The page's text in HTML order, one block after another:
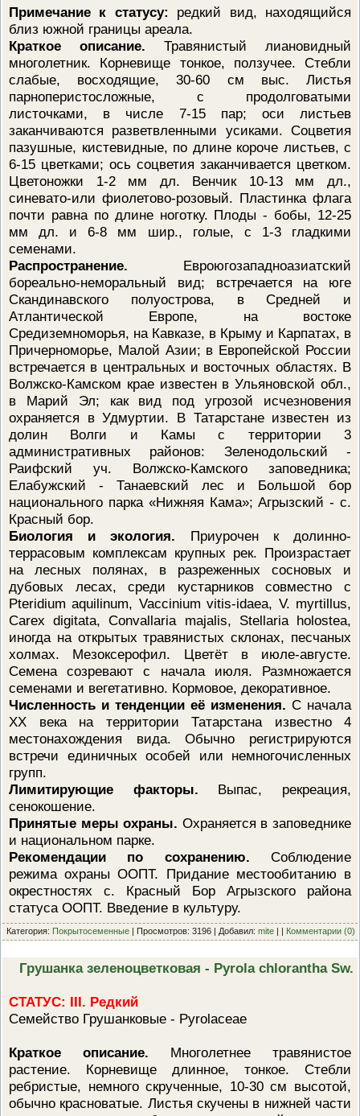
Примечание к статусу: редкий вид, находящийся
близ южной границы ареала.
Краткое описание. Травянистый лиановидный
многолетник. Корневище тонкое, ползучее. Стебли
слабые, восходящие, 30-60 см выс. Листья
парноперистосложные, с продолговатыми
листочками, в числе 7-15 пар; оси листьев
заканчиваются разветвленными усиками. Соцветия
пазушные, кистевидные, по длине короче листьев, с
6-15 цветками; ось соцветия заканчивается цветком.
Цветоножки 1-2 мм дл. Венчик 10-13 мм дл.,
синевато-или фиолетово-розовый. Пластинка флага
почти равна по длине ноготку. Плоды - бобы, 12-25
мм дл. и 6-8 мм шир., голые, с 1-3 гладкими
семенами.
Распространение. Евроюгозападноазиатский
бореально-неморальный вид; встречается на юге
Скандинавского полуострова, в Средней и
Атлантической Европе, на востоке
Средиземноморья, на Кавказе, в Крыму и Карпатах, в
Причерноморье, Малой Азии; в Европейской России
встречается в центральных и восточных областях. В
Волжско-Камском крае известен в Ульяновской обл.,
в Марий Эл; как вид под угрозой исчезновения
охраняется в Удмуртии. В Татарстане известен из
долин Волги и Камы с территории 3
административных районов: Зеленодольский -
Раифский уч. Волжско-Камского заповедника;
Елабужский - Танаевский лес и Большой бор
национального парка «Нижняя Кама»; Агрызский - с.
Красный бор.
Биология и экология. Приурочен к долинно-
террасовым комплексам крупных рек. Произрастает
на лесных полянах, в разреженных сосновых и
дубовых лесах, среди кустарников совместно с
Pteridium aquilinum, Vaccinium vitis-idaea, V. myrtillus,
Carex digitata, Convallaria majalis, Stellaria holostea,
иногда на открытых травянистых склонах, песчаных
холмах. Мезоксерофил. Цветёт в июле-августе.
Семена созревают с начала июля. Размножается
семенами и вегетативно. Кормовое, декоративное.
Численность и тенденции её изменения. С начала
XX века на территории Татарстана известно 4
местонахождения вида. Обычно регистрируются
встречи единичных особей или немногочисленных
групп.
Лимитирующие факторы. Выпас, рекреация,
сенокошение.
Принятые меры охраны. Охраняется в заповеднике
и национальном парке.
Рекомендации по сохранению. Соблюдение
режима охраны ООПТ. Придание местообитанию в
окрестностях с. Красный Бор Агрызского района
статуса ООПТ. Введение в культуру.
Категория: Покрытосеменные | Просмотров: 3196 | Добавил: mite | | Комментарии (0)
Грушанка зеленоцветковая - Pyrola chlorantha Sw.
СТАТУС: III. Редкий
Семейство Грушанковые - Pyrolaceae
Краткое описание. Многолетнее травянистое
растение. Корневище длинное, тонкое. Стебли
ребристые, немного скрученные, 10-30 см высотой,
обычно красноватые. Листья скучены в нижней части